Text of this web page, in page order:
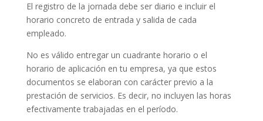
El registro de la jornada debe ser diario e incluir el
horario concreto de entrada y salida de cada
empleado.
No es válido entregar un cuadrante horario o el
horario de aplicación en tu empresa, ya que estos
documentos se elaboran con carácter previo a la
prestación de servicios. Es decir, no incluyen las horas
efectivamente trabajadas en el período.